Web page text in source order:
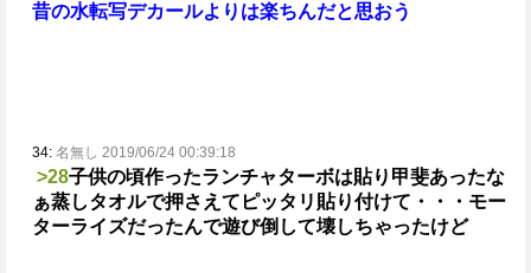
昔の水転写デカールよりは楽ちんだと思おう
34: 名無し 2019/06/24 00:39:18
>28子供の頃作ったランチャターボは貼り甲斐あったな
ぁ蒸しタオルで押さえてピッタリ貼り付けて ・・・モー
ターライズだったんで遊び倒して壊しちゃったけど